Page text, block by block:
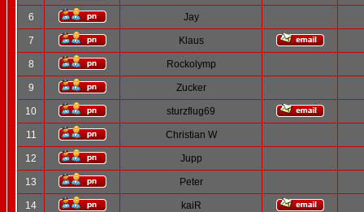
6 Jay
7 Klaus
8 Rockolymp
9 Zucker
10 sturzflug69
11 Christian W
12 Jupp
13 Peter
14 kaiR